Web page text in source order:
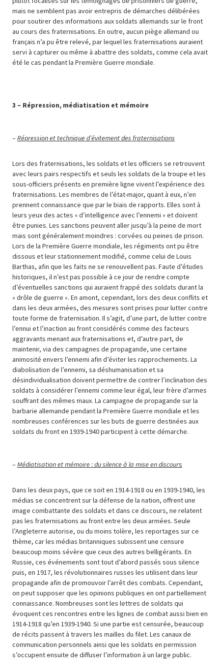
mais ne semblent pas avoir entrepris de démarches délibérées
pour soutirer des informations aux soldats allemands sur le front
au cours des fraternisations. En outre, aucun piège allemand ou
français n’a pu être relevé, par lequel les fraternisations auraient
servi à capturer ou même à abattre des soldats, comme cela avait
été le cas pendant la Première Guerre mondiale.
3 – Répression, médiatisation et mémoire
–Répression et technique d’évitement des fraternisations
Lors des fraternisations, les soldats et les officiers se retrouvent
avec leurs pairs respectifs et seuls les soldats de la troupe et les
sous-officiers présents en première ligne vivent l’expérience des
fraternisations. Les membres de l’état-major, quant à eux, n’en
prennent connaissance que par le biais de rapports. Elles sont à
leurs yeux des actes « d’intelligence avec l’ennemi » et doivent
être punies. Les sanctions peuvent aller jusqu’à la peine de mort
mais sont généralement moindres : corvées ou peines de prison.
Lors de la Première Guerre mondiale, les régiments ont pu être
dissous et leur stationnement modifié, comme celui de Louis
Barthas, afin que les faits ne se renouvellent pas. Faute d’études
historiques, il n’est pas possible à ce jour de rendre compte
d’éventuelles sanctions qui auraient frappé des soldats durant la
« drôle de guerre ». En amont, cependant, lors des deux conflits et
dans les deux armées, des mesures sont prises pour lutter contre
toute forme de fraternisation. Il s’agit, d’une part, de lutter contre
l’ennui et l’inaction au front considérés comme des facteurs
aggravants menant aux fraternisations et, d’autre part, de
maintenir, via des campagnes de propagande, une certaine
animosité envers l’ennemi afin d’éviter les rapprochements. La
diabolisation de l’ennemi, sa déshumanisation et sa
désindividualisation doivent permettre de contrer l’inclination des
soldats à considérer l’ennemi comme leur égal, leur frère d’armes
souffrant des mêmes maux. La campagne de propagande sur la
barbarie allemande pendant la Première Guerre mondiale et les
nombreuses conférences sur les buts de guerre destinées aux
soldats du front en 1939-1940 participent à cette démarche.
–Médiatisation et mémoire : du silence à la mise en discours
Dans les deux pays, que ce soit en 1914-1918 ou en 1939-1940, les
médias se concentrent sur la défense de la nation, offrent une
image combattante des soldats et dans ce discours, ne relatent
pas les fraternisations au front entre les deux armées. Seule
l’Angleterre autorise, ou du moins tolère, les reportages sur ce
thème, car les médias britanniques subissent une censure
beaucoup moins sévère que ceux des autres belligérants. En
Russie, ces événements sont tout d’abord passés sous silence
puis, en 1917, les révolutionnaires russes les utilisent dans leur
propagande afin de promouvoir l’arrêt des combats. Cependant,
on peut supposer que les opinions publiques en ont partiellement
connaissance. Nombreuses sont les lettres de soldats qui
évoquent ces rencontres entre les lignes de combat aussi bien en
1914-1918 qu’en 1939-1940. Si une partie est censurée, beaucoup
de récits passent à travers les mailles du filet. Les canaux de
communication personnels ainsi que les soldats en permission
s’occupent ensuite de diffuser l’information à un large public.